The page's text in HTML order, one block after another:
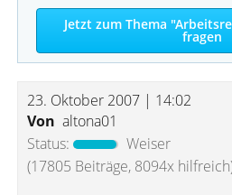
Jetzt zum Thema
fragen
23. Oktober 2007 | 14:02
Von altona01
Status:
Weiser
(17805 Beiträge, 8094x